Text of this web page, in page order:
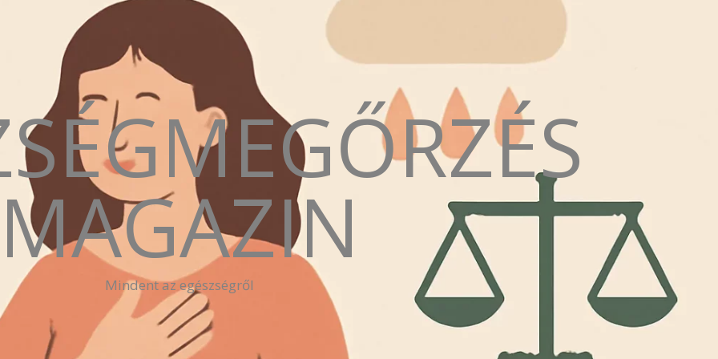
MAGAZIN
Mindent az egészségről